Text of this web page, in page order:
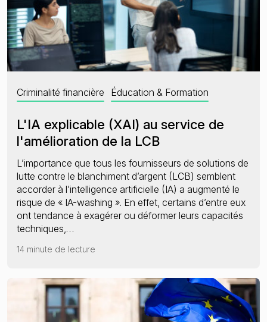
Criminalité financière Éducation & Formation
L'IA explicable (XAI) au service de
l'amélioration de la LCB
L’importance que tous les fournisseurs de solutions de
lutte contre le blanchiment d’argent (LCB) semblent
accorder à l’intelligence artificielle (IA) a augmenté le
risque de « IA-washing ». En effet, certains d’entre eux
ont tendance à exagérer ou déformer leurs capacités
techniques,…
14 minute de lecture